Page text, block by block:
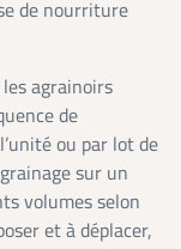
de nourriture
agrainoirs
de
ou par lot de
sur un
volumes selon
et à déplacer,